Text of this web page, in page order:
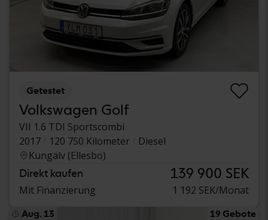
Getestet
Volkswagen Golf
VII 1.6 TDI Sportscombi
2017
120 750 Kilometer
Diesel
Kungälv (Ellesbo)
Direkt kaufen 139 900 SEK
Mit Finanzierung 1 192 SEK/Monat
Aug. 13 19 Gebote